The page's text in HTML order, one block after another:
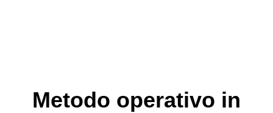
Metodo operativo in